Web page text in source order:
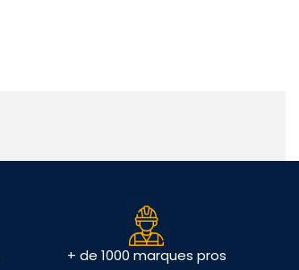
+ de 1000 marques pros